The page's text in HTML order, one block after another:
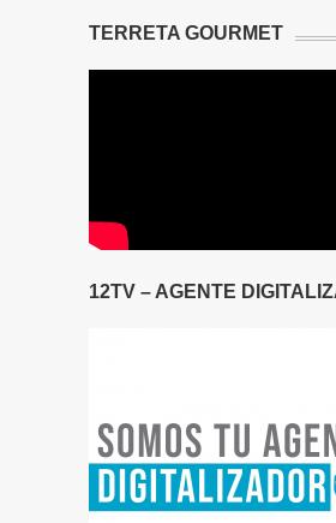
TERRETA GOURMET
12TV – AGENTE